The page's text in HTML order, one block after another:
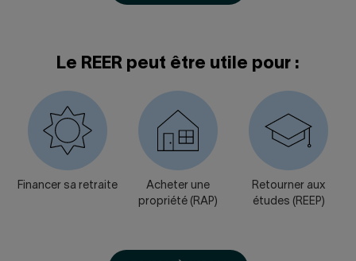
Le REER peut être utile pour :
Financer sa retraite
Acheter une
propriété (RAP)
Retourner aux
études (REEP)